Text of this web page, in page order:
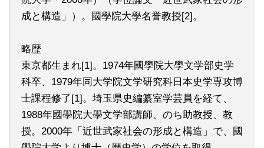
成と構造」）。國學院大學名誉教授[2]。
略歴
東京都生まれ[1]。1974年國學院大學文学部史学
科卒、1979年同大学院文学研究科日本史学専攻博
士課程修了[1]。埼玉県史編纂室学芸員を経て、
1988年國學院大學文学部講師、のち助教授、教
授。2000年「近世武家社会の形成と構造」で、國